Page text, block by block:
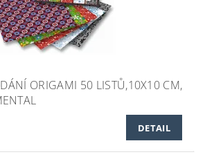
ORIGAMI 50 LISTŮ,10X10 CM,
DETAIL